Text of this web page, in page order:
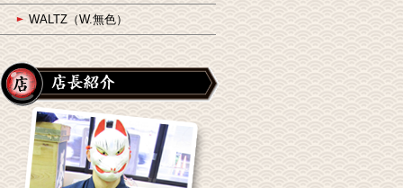
WALTZ（W.無色）